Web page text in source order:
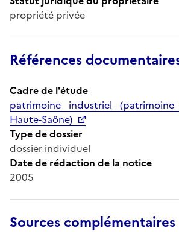
propriété privée
Références
Cadre de l'étude
patrimoine industriel
Haute-Saône)
Type de dossier
dossier individuel
Date de rédaction de la notice
2005
Sources complémentaires